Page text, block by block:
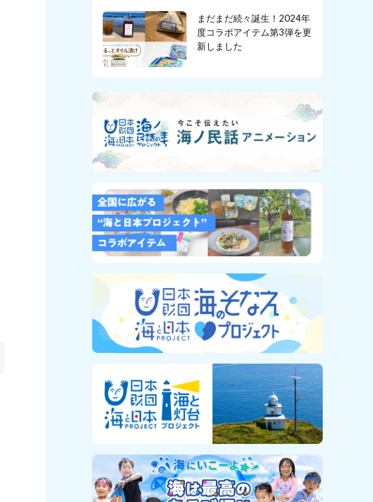
まだまだ続々誕生！2024年
度コラボアイテム第3弾を更
新しました